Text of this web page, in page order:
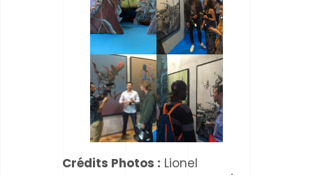
Crédits Photos : Lionel